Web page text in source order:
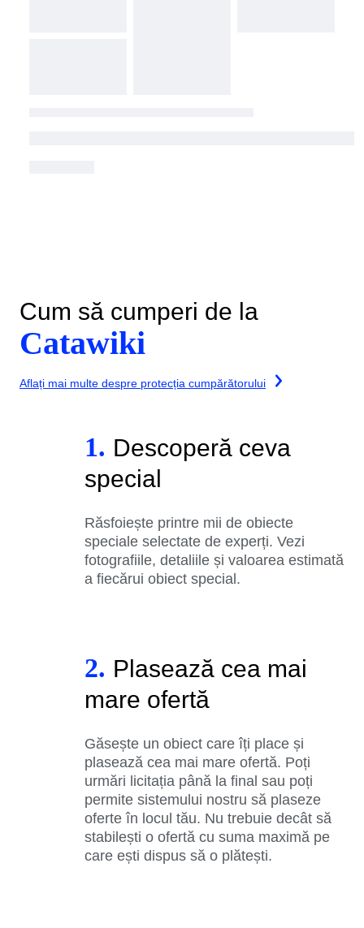
Cum să cumperi de la
Catawiki
Aflați mai multe despre protecția cumpărătorului
1. Descoperă ceva
special
Răsfoiește printre mii de obiecte
speciale selectate de experți. Vezi
fotografiile, detaliile și valoarea estimată
a fiecărui obiect special.
2. Plasează cea mai
mare ofertă
Găsește un obiect care îți place și
plasează cea mai mare ofertă. Poți
urmări licitația până la final sau poți
permite sistemului nostru să plaseze
oferte în locul tău. Nu trebuie decât să
stabilești o ofertă cu suma maximă pe
care ești dispus să o plătești.